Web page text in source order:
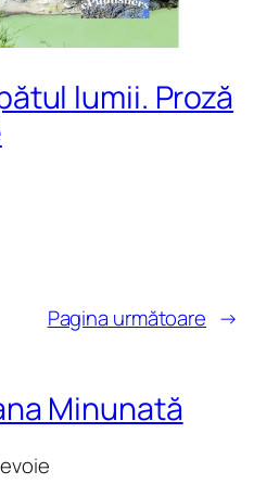
lumii. Proză
Pagina următoare →
Minunată